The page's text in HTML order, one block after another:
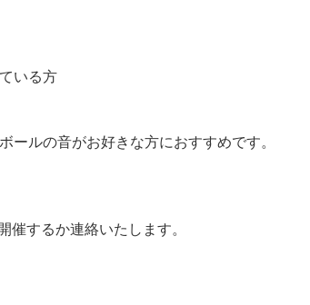
いる方
ールの音がお好きな方におすすめです。
催するか連絡いたします。